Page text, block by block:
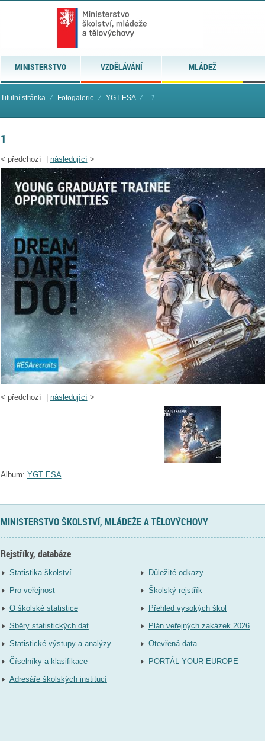
MINISTERSTVO VZDĚLÁVÁNÍ MLÁDEŽ
Titulní stránka ⁄ Fotogalerie ⁄ YGT ESA ⁄ 1
1
< předchozí | následující>
< předchozí | následující>
Album: YGT ESA
MINISTERSTVO ŠKOLSTVÍ, MLÁDEŽE A TĚLOVÝCHOVY
Rejstříky, databáze
Statistika školství
Pro veřejnost
O školské statistice
Sběry statistických dat
Statistické výstupy a analýzy
Číselníky a klasifikace
Adresáře školských institucí
Důležité odkazy
Školský rejstřík
Přehled vysokých škol
Plán veřejných zakázek 2026
Otevřená data
PORTÁL YOUR EUROPE